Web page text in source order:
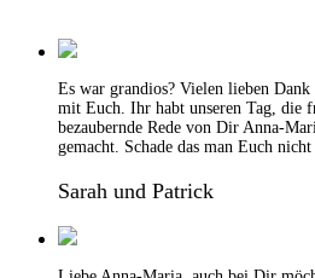
Es war grandios? Vielen lieben
mit Euch. Ihr habt unseren Tag, die
bezaubernde Rede von Dir Anna-
gemacht. Schade das man Euch
Sarah und Patrick